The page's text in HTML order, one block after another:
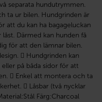
separata hundutrymmen.
ta ur bilen. Hundgrinden är
att du kan ha bagageluckan
Därmed kan hunden få
för att den lämnar bilen.
 Hundgrinden kan
på båda sidor för att
 Enkel att montera och ta
 Låsbar (två nycklar
Färg:Charcoal